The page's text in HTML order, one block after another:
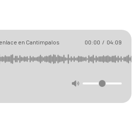
en Cantimpalos 00:00 / 04:09